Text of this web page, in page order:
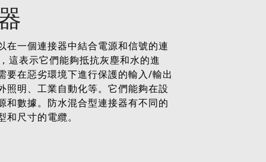
在一個連接器中結合電源和信號的連
這表示它們能夠抵抗灰塵和水的進
要在惡劣環境下進行保護的輸入/輸出
照明、工業自動化等。它們能夠在設
和數據。防水混合型連接器有不同的
尺寸的電纜。